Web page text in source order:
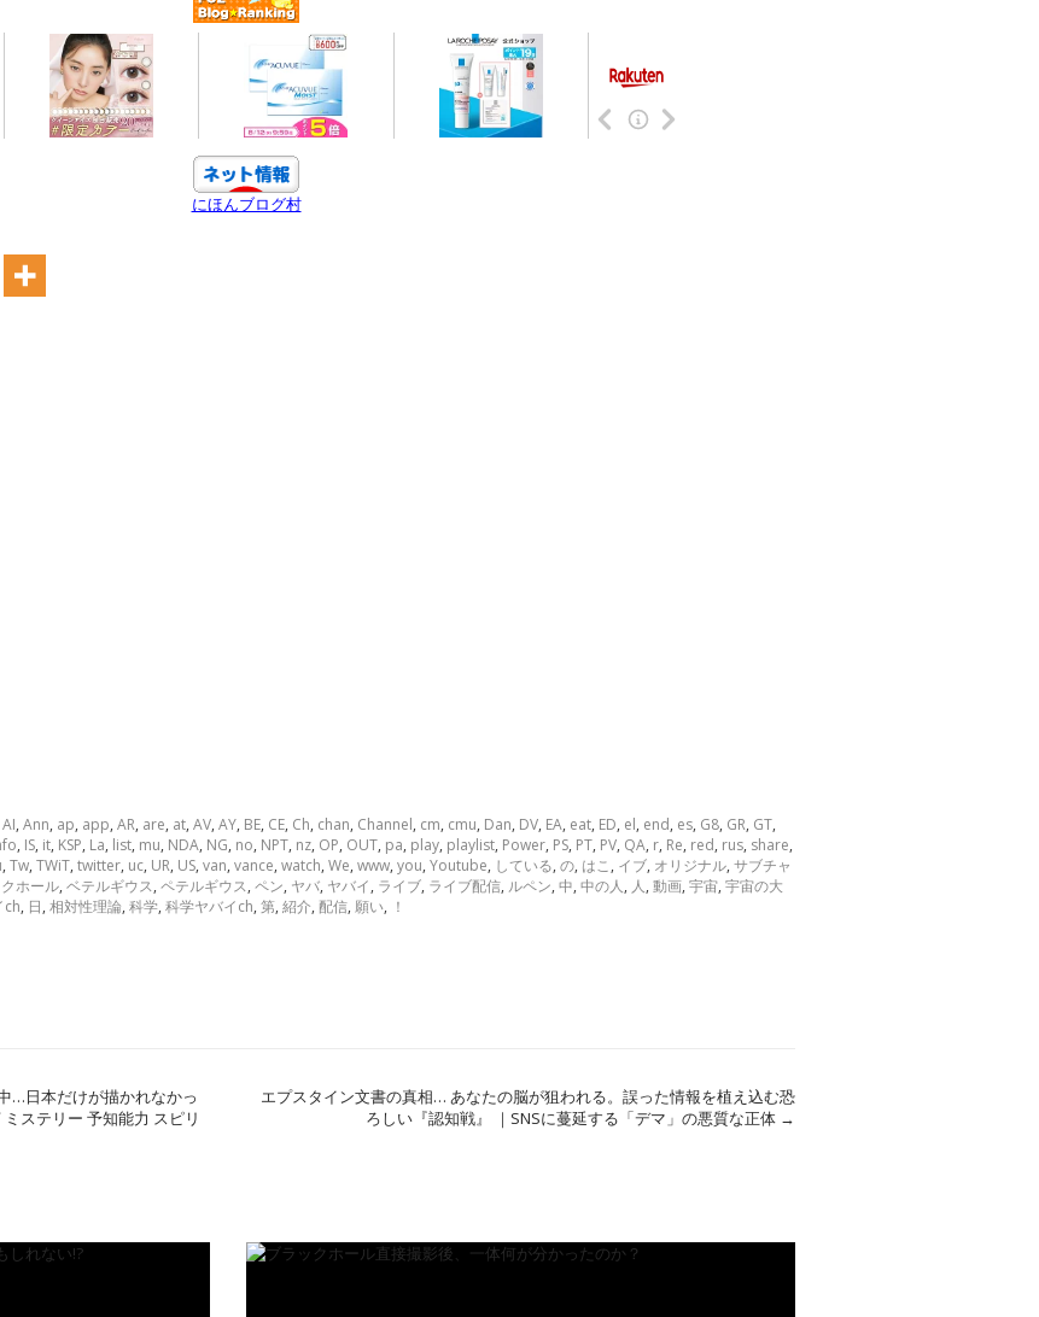
にほんブログ村
AI, Ann, ap, app, AR, are, at, AV, AY, BE, CE, Ch, chan, Channel, cm, cmu, Dan, DV, EA, eat, ED, el, end, es, G8, GR, GT,
, IS, it, KSP, La, list, mu, NDA, NG, no, NPT, nz, OP, OUT, pa, play, playlist, Power, PS, PT, PV, QA, r, Re, red, rus, share,
, Tw, TWiT, twitter, uc, UR, US, van, vance, watch, We, www, you, Youtube, している, の, はこ , イブ, オリジナル, サブチャ
ホール, ベテルギウス, ペテルギウス, ペン, ヤバ, ヤバイ, ライブ, ライブ配信, ルペン, 中, 中の人, 人, 動画, 宇宙, 宇宙の大
ch, 日, 相対性理論, 科学, 科学ヤバイch, 第, 紹介, 配信, 願い, ！
…日本だけが描かれなかっ
ステリー 予知能力 スピリ
エプスタイン文書の真相… あなたの脳が狙われる。誤った情報を植え込む恐
ろしい『認知戦』 ｜SNSに蔓延する「デマ」の悪質な正体 →